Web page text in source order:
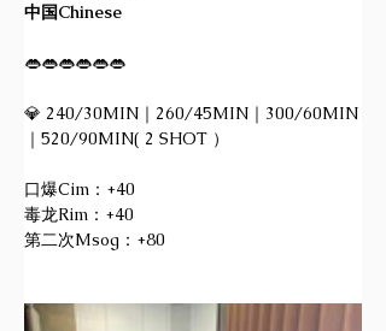
中国Chinese
👄👄👄👄👄👄
💎 240/30MIN｜260/45MIN｜300/60MIN
｜520/90MIN( 2 SHOT ）
口爆Cim：+40
毒龙Rim：+40
第二次Msog：+80